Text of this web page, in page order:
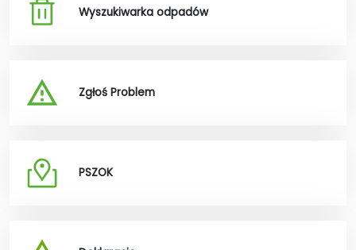
Wyszukiwarka odpadów
Zgłoś Problem
PSZOK